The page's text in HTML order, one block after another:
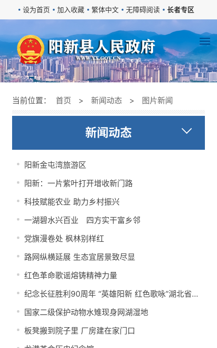
设为首页 加入收藏 繁体中文 无障碍阅读 长者专区
当前位置： 首页 > 新闻动态 > 图片新闻
新闻动态
阳新金屯湾旅游区
阳新：一片紫叶打开增收新门路
科技赋能农业 助力乡村振兴
一湖碧水兴百业 四方实干富乡邻
党旗漫卷处 枫林别样红
路网纵横延展 生态宜居景致尽显
红色革命歌谣熔铸精神力量
纪念长征胜利90周年 “英雄阳新 红色歌咏”湖北省红色经典歌咏大会在阳新圆满落幕
国家二级保护动物水雉现身网湖湿地
板凳搬到院子里 厂房建在家门口